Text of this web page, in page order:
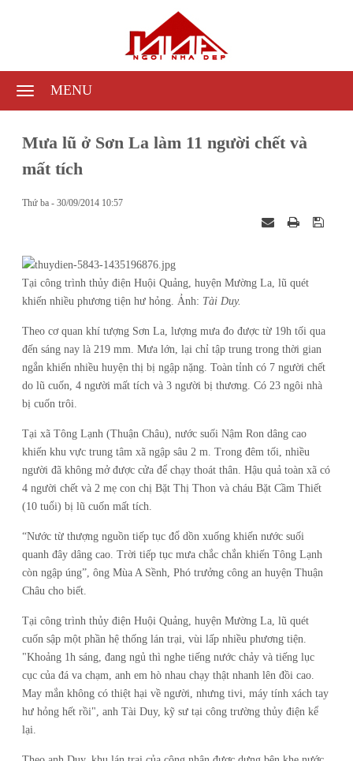
MENU
Mưa lũ ở Sơn La làm 11 người chết và
mất tích
Thứ ba - 30/09/2014 10:57
Tại công trình thủy điện Huội Quảng, huyện Mường La, lũ quét
khiến nhiều phương tiện hư hỏng. Ảnh: Tài Duy.
Theo cơ quan khí tượng Sơn La, lượng mưa đo được từ 19h tối qua
đến sáng nay là 219 mm. Mưa lớn, lại chỉ tập trung trong thời gian
ngắn khiến nhiều huyện thị bị ngập nặng. Toàn tỉnh có 7 người chết
do lũ cuốn, 4 người mất tích và 3 người bị thương. Có 23 ngôi nhà
bị cuốn trôi.
Tại xã Tông Lạnh (Thuận Châu), nước suối Nậm Ron dâng cao
khiến khu vực trung tâm xã ngập sâu 2 m. Trong đêm tối, nhiều
người đã không mở được cửa để chạy thoát thân. Hậu quả toàn xã có
4 người chết và 2 mẹ con chị Bặt Thị Thon và cháu Bặt Cầm Thiết
(10 tuổi) bị lũ cuốn mất tích.
“Nước từ thượng nguồn tiếp tục đổ dồn xuống khiến nước suối
quanh đây dâng cao. Trời tiếp tục mưa chắc chắn khiến Tông Lạnh
còn ngập úng”, ông Mùa A Sềnh, Phó trưởng công an huyện Thuận
Châu cho biết.
Tại công trình thủy điện Huội Quảng, huyện Mường La, lũ quét
cuốn sập một phần hệ thống lán trại, vùi lấp nhiều phương tiện.
"Khoảng 1h sáng, đang ngủ thì nghe tiếng nước chảy và tiếng lục
cục của đá va chạm, anh em hò nhau chạy thật nhanh lên đồi cao.
May mắn không có thiệt hại về người, nhưng tivi, máy tính xách tay
hư hỏng hết rồi", anh Tài Duy, kỹ sư tại công trường thủy điện kể
lại.